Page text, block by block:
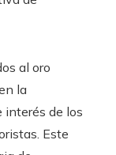
al oro
la
interés de los
Este